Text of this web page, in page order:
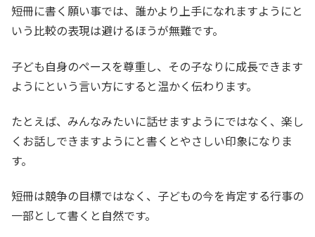
短冊に書く願い事では、誰かより上手になれますようにと
いう比較の表現は避けるほうが無難です。
子ども自身のペースを尊重し、その子なりに成長できます
ようにという言い方にすると温かく伝わります。
たとえば、みんなみたいに話せますようにではなく、楽し
くお話しできますようにと書くとやさしい印象になりま
す。
短冊は競争の目標ではなく、子どもの今を肯定する行事の
一部として書くと自然です。